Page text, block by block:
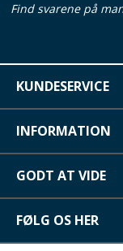
Find svarene på
KUNDESERVICE
INFORMATION
GODT AT VIDE
FØLG OS HER